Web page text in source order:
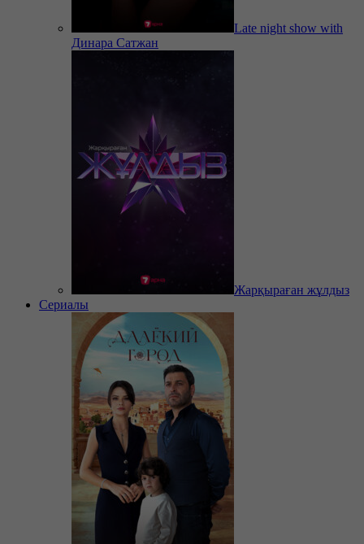
Late night show with
Динара Сатжан
Жарқыраған жұлдыз
Сериалы